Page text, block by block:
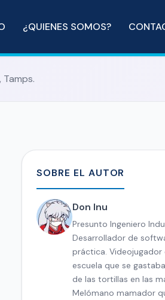
¿QUIENES SOMOS?
SOBRE EL AUTOR
Don Inu
Presunto Ingeniero
Desarrollador de
práctica. Videojugador
escuela que se
de las tortillas en las
Melómano mamador